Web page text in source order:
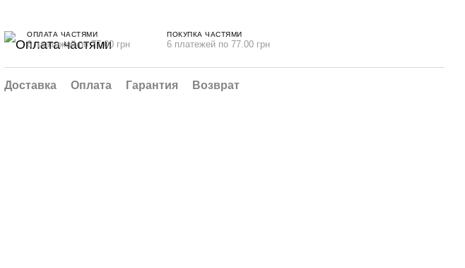
ОПЛАТА ЧАСТЯМИ
6 платежей по 77.00 грн
ПОКУПКА ЧАСТЯМИ
6 платежей по 77.00 грн
Доставка Оплата Гарантия Возврат